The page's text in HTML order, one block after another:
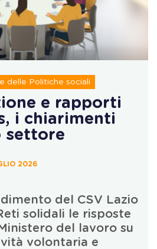
delle Politiche sociali
e rapporti
i chiarimenti
settore
2026
del CSV Lazio
solidali le risposte
del lavoro su
volontaria e